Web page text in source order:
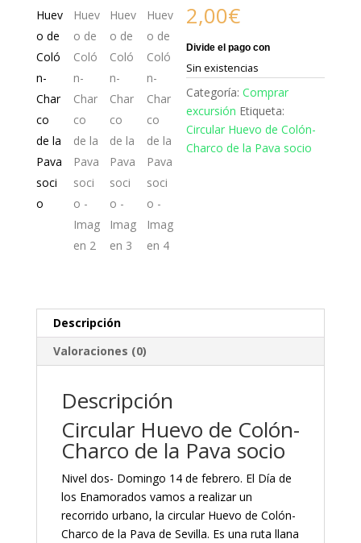
2,00€
Sin existencias
Categoría:Comprar
excursión Etiqueta:
Circular Huevo de Colón-
Charco de la Pava socio
Descripción
Valoraciones (0)
Descripción
Circular Huevo de Colón-
Charco de la Pava socio
Nivel dos- Domingo 14 de febrero. El Día de
los Enamorados vamos a realizar un
recorrido urbano, la circular Huevo de Colón-
Charco de la Pava de Sevilla. Es una ruta llana